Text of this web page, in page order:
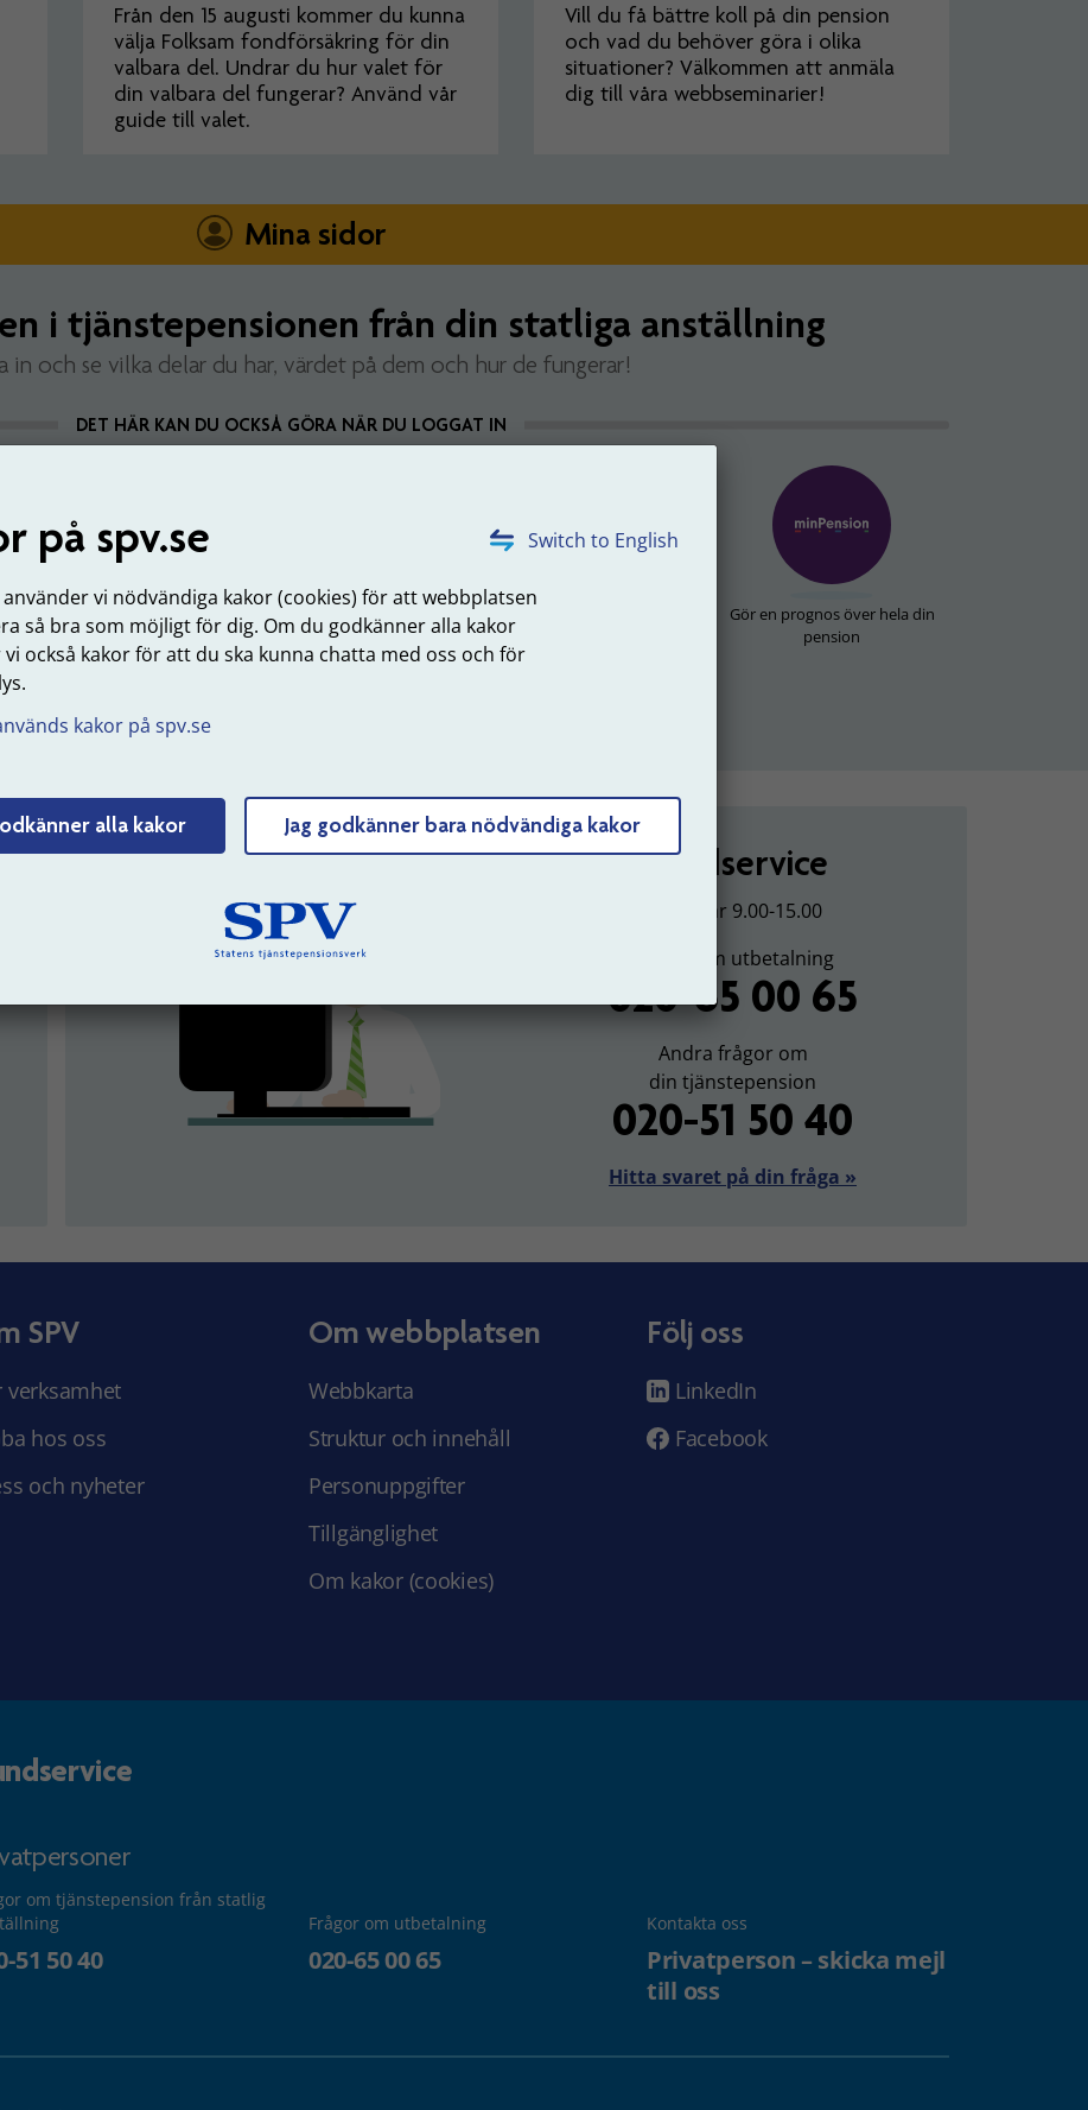
Switch to English
på spv.se
använder vi nödvändiga kakor (cookies) för att webbplatsen
så bra som möjligt för dig. Om du godkänner alla kakor
också kakor för att du ska kunna chatta med oss och för
kakor på spv.se
alla kakor Jag godkänner bara nödvändiga kakor
Från den 15 augusti kommer du kunna
välja Folksam fondförsäkring för din
valbara del. Undrar du hur valet för
din valbara del fungerar? Använd vår
guide till valet.
Vill du få bättre koll på din pension
och vad du behöver göra i olika
situationer? Välkommen att anmäla
dig till våra webbseminarier!
Mina sidor
i tjänstepensionen från din statliga anställning
in och se vilka delar du har, värdet på dem och hur de fungerar!
DET HÄR KAN DU OCKSÅ GÖRA NÄR DU LOGGAT IN
du tjänat in till din
del
Ansök om förmånsbestämd
ålderspension
Se dina utbetalningar
Gör en prognos över hela din
pension
Kundservice
Vardagar 9.00-15.00
Frågor om utbetalning
020-65 00 65
Andra frågor om
din tjänstepension
020-51 50 40
Hitta svaret på din fråga »
SPV
verksamhet
hos oss
och nyheter
Om webbplatsen
Webbkarta
Struktur och innehåll
Personuppgifter
Tillgänglighet
Om kakor (cookies)
Följ oss
LinkedIn
Facebook
om tjänstepension från statlig
51 50 40
Frågor om utbetalning
020-65 00 65
Kontakta oss
Privatperson – skicka mejl
till oss